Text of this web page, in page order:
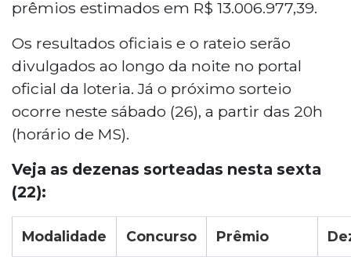
Super Sete, distribuindo juntos cerca de R$ 13
milhões em prêmios. O próximo sorteio ocorre
neste sábado (26), a partir das 20h.
prêmios estimados em R$ 13.006.977,39.
Os resultados oficiais e o rateio serão
divulgados ao longo da noite no portal
oficial da loteria. Já o próximo sorteio
ocorre neste sábado (26), a partir das 20h
(horário de MS).
Veja as dezenas sorteadas nesta sexta
(22):
Modalidade Concurso Prêmio